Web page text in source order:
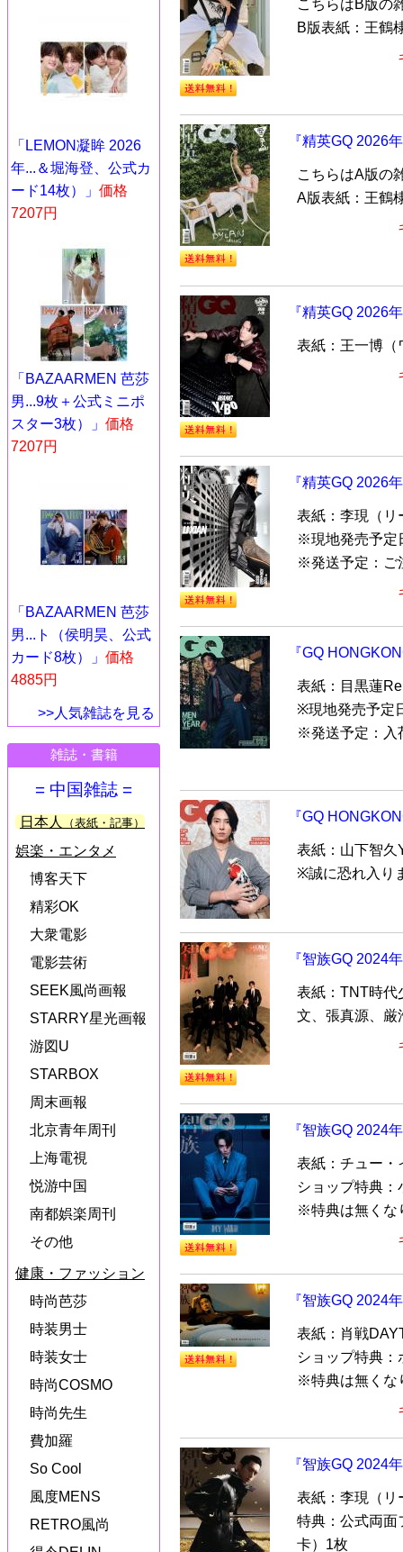
「LEMON凝眸 2026
年...＆堀海登、公式カ
ード14枚）」 価格
7207円
「BAZAARMEN 芭莎
男...9枚＋公式ミニポ
スター3枚）」 価格
7207円
「BAZAARMEN 芭莎
男...ト（侯明昊、公式
カード8枚）」 価格
4885円
>>人気雑誌を見る
雑誌・書籍
= 中国雑誌 =
日本人 （表紙・記事）
娯楽・エンタメ
博客天下
精彩OK
大衆電影
電影芸術
SEEK風尚画報
STARRY星光画報
游図U
STARBOX
周末画報
北京青年周刊
上海電視
悦游中国
南都娯楽周刊
その他
健康・ファッション
時尚芭莎
時装男士
時装女士
時尚COSMO
時尚先生
費加羅
So Cool
風度MENS
RETRO風尚
こちらはB版の
B版表紙：王鶴
『精英GQ 2026
こちらはA版の
A版表紙：王鶴
『精英GQ 2026
表紙：王一博（
『精英GQ 2026
表紙：李現（リ
※現地発売予定
※発送予定：ご
『GQ
表紙：目黒蓮
※現地発売予定
※発送予定：入
『GQ
表紙：山下智久
※誠に恐れ入り
『智族GQ 2024
表紙：TNT時代
文、張真源、厳
『智族GQ 2024
表紙：チュー・
ショップ特典：
※特典は無くな
『智族GQ 2024
表紙：肖戦
ショップ特典
※特典は無くな
『智族GQ 2024
表紙：李現（リ
特典：公式両面
卡）1枚